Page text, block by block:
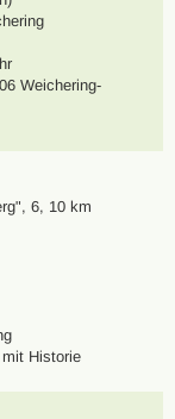
Weichering-
, 6, 10 km
Historie